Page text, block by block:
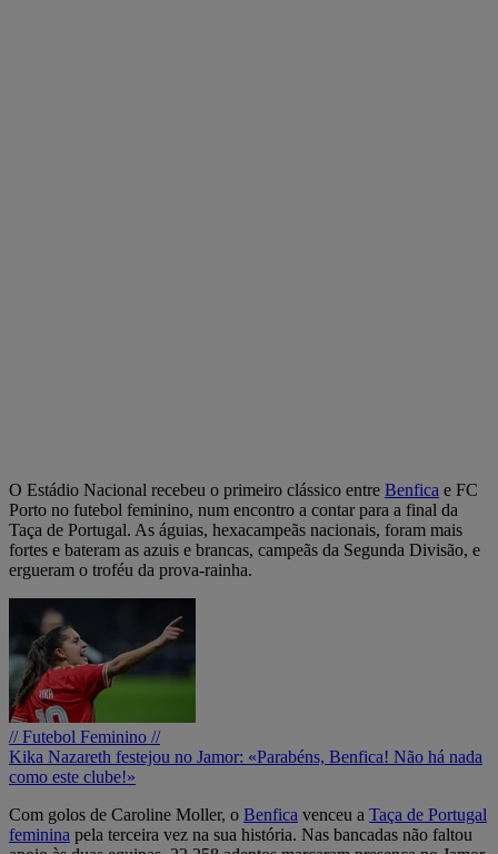
O Estádio Nacional recebeu o primeiro clássico entre Benfica e FC
Porto no futebol feminino, num encontro a contar para a final da
Taça de Portugal. As águias, hexacampeãs nacionais, foram mais
fortes e bateram as azuis e brancas, campeãs da Segunda Divisão, e
ergueram o troféu da prova-rainha.
// Futebol Feminino //
Kika Nazareth festejou no Jamor: «Parabéns, Benfica! Não há nada
como este clube!»
Com golos de Caroline Moller, o Benfica venceu a Taça de Portugal
feminina pela terceira vez na sua história. Nas bancadas não faltou